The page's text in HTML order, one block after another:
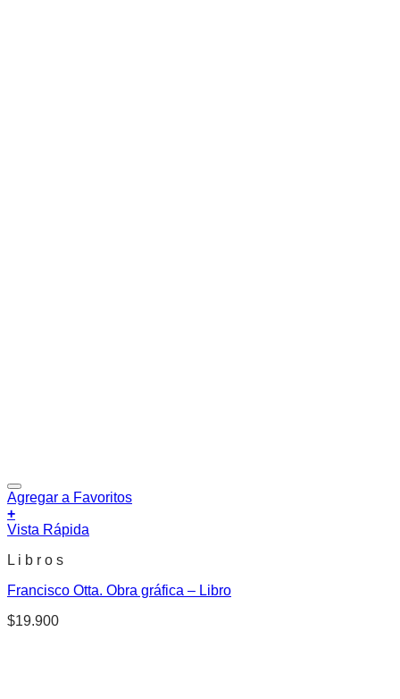
Agregar a Favoritos
+
Vista Rápida
L i b r o s
Francisco Otta. Obra gráfica – Libro
$19.900